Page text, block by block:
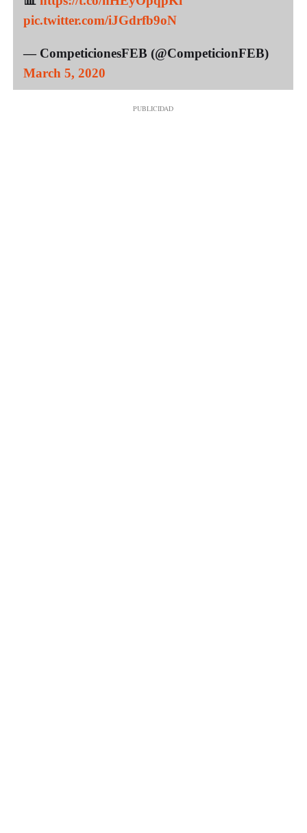
pic.twitter.com/iJGdrfb9oN
— CompeticionesFEB (@CompeticionFEB)
March 5, 2020